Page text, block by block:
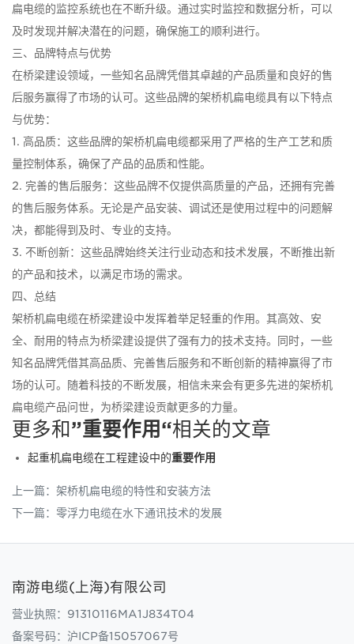
扁电缆的监控系统也在不断升级。通过实时监控和数据分析，可以
及时发现并解决潜在的问题，确保施工的顺利进行。
三、品牌特点与优势
在桥梁建设领域，一些知名品牌凭借其卓越的产品质量和良好的售
后服务赢得了市场的认可。这些品牌的架桥机扁电缆具有以下特点
与优势：
1. 高品质：这些品牌的架桥机扁电缆都采用了严格的生产工艺和质
量控制体系，确保了产品的品质和性能。
2. 完善的售后服务：这些品牌不仅提供高质量的产品，还拥有完善
的售后服务体系。无论是产品安装、调试还是使用过程中的问题解
决，都能得到及时、专业的支持。
3. 不断创新：这些品牌始终关注行业动态和技术发展，不断推出新
的产品和技术，以满足市场的需求。
四、总结
架桥机扁电缆在桥梁建设中发挥着举足轻重的作用。其高效、安
全、耐用的特点为桥梁建设提供了强有力的技术支持。同时，一些
知名品牌凭借其高品质、完善售后服务和不断创新的精神赢得了市
场的认可。随着科技的不断发展，相信未来会有更多先进的架桥机
扁电缆产品问世，为桥梁建设贡献更多的力量。
更多和”重要作用“相关的文章
起重机扁电缆在工程建设中的重要作用
上一篇： 架桥机扁电缆的特性和安装方法
下一篇： 零浮力电缆在水下通讯技术的发展
南游电缆(上海)有限公司
营业执照：91310116MA1J834T04
备案号码： 沪ICP备15057067号